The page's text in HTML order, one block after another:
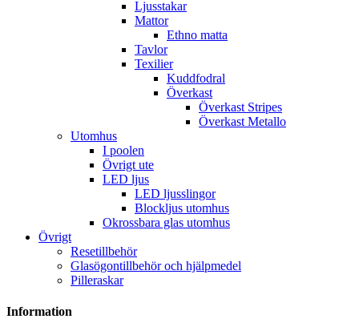
Ljusstakar
Mattor
Ethno matta
Tavlor
Texilier
Kuddfodral
Överkast
Överkast Stripes
Överkast Metallo
Utomhus
I poolen
Övrigt ute
LED ljus
LED ljusslingor
Blockljus utomhus
Okrossbara glas utomhus
Övrigt
Resetillbehör
Glasögontillbehör och hjälpmedel
Pilleraskar
Information